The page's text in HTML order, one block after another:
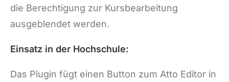
die Berechtigung zur Kursbearbeitung
ausgeblendet werden.
Einsatz in der Hochschule:
Das Plugin fügt einen Button zum Atto Editor in